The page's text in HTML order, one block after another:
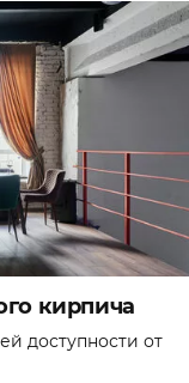
кирпича
доступности от